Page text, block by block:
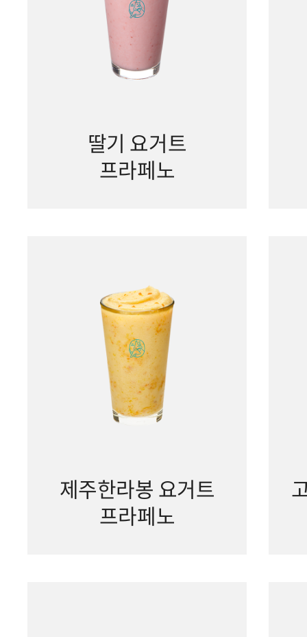
딸기 요거트
프라페노
제주한라봉 요거트
프라페노